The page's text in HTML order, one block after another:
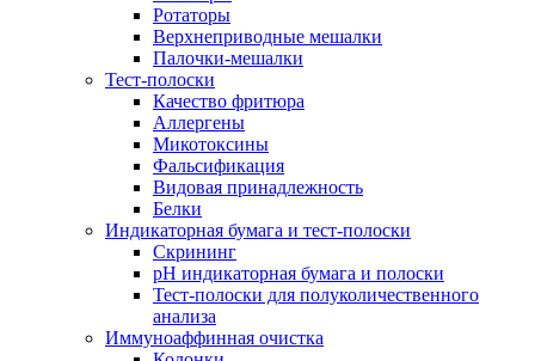
Ротаторы
Верхнеприводные мешалки
Палочки-мешалки
Тест-полоски
Качество фритюра
Аллергены
Микотоксины
Фальсификация
Видовая принадлежность
Белки
Индикаторная бумага и тест-полоски
Скрининг
pH индикаторная бумага и полоски
Тест-полоски для полуколичественного
анализа
Иммуноаффинная очистка